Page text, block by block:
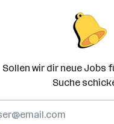
Sollen wir dir neue Jobs
Suche